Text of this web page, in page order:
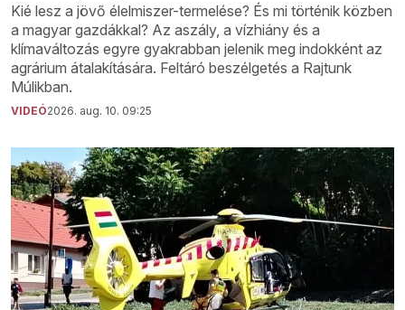
Kié lesz a jövő élelmiszer-termelése? És mi történik közben
a magyar gazdákkal? Az aszály, a vízhiány és a
klímaváltozás egyre gyakrabban jelenik meg indokként az
agrárium átalakítására. Feltáró beszélgetés a Rajtunk
Múlikban.
VIDEÓ2026. aug. 10. 09:25